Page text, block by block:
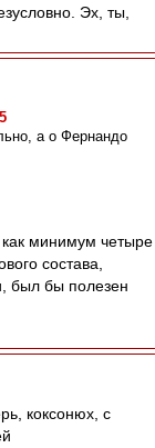
Эх, ты,
а о Фернандо
минимум четыре
состава,
был бы полезен
коксонюх, с